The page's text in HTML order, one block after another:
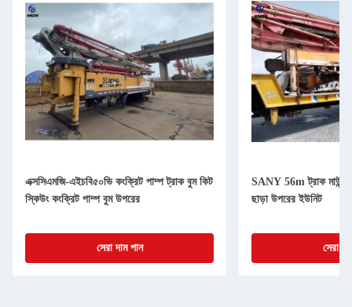
এক্সসিএমজি-এইচবি৫০ভি কংক্রিট পাম্প ট্রাক বুম কিট
স্কিউং কংক্রিট পাম্প বুম উপরের
সেরা দাম পান
SANY 56m ট্রাক মাউন্ট
ছাড়া উপরের ইউনিট
সেরা